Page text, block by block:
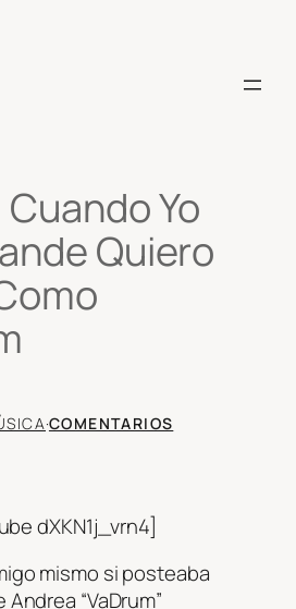
Yo
Quiero
·COMENTARIOS
dXKN1j_vrn4]
mismo si posteaba
“VaDrum”